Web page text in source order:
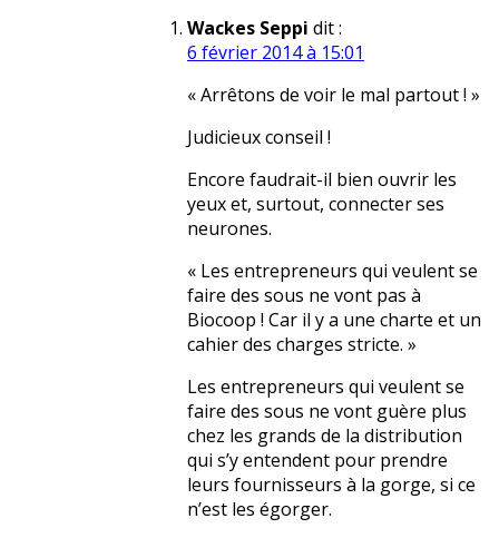
Wackes Seppi dit :
6 février 2014 à 15:01
« Arrêtons de voir le mal partout ! »
Judicieux conseil !
Encore faudrait-il bien ouvrir les
yeux et, surtout, connecter ses
neurones.
« Les entrepreneurs qui veulent se
faire des sous ne vont pas à
Biocoop ! Car il y a une charte et un
cahier des charges stricte. »
Les entrepreneurs qui veulent se
faire des sous ne vont guère plus
chez les grands de la distribution
qui s’y entendent pour prendre
leurs fournisseurs à la gorge, si ce
n’est les égorger.